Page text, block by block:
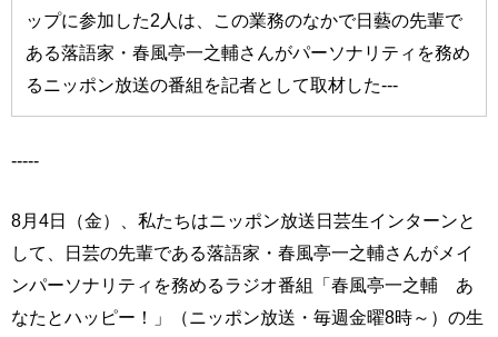
ップに参加した2人は、この業務のなかで日藝の先輩で
ある落語家・春風亭一之輔さんがパーソナリティを務め
るニッポン放送の番組を記者として取材した---
-----
8月4日（金）、私たちはニッポン放送日芸生インターンと
して、日芸の先輩である落語家・春風亭一之輔さんがメイ
ンパーソナリティを務めるラジオ番組「春風亭一之輔 あ
なたとハッピー！」（ニッポン放送・毎週金曜8時～）の生